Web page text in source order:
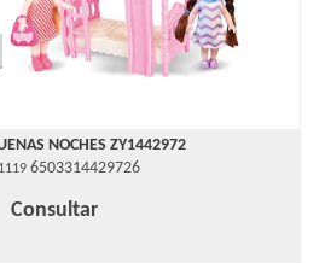
NOCHES ZY1442972
6503314429726
Consultar